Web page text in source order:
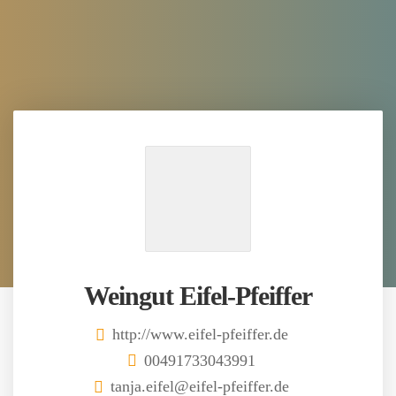
Weingut Eifel-Pfeiffer
http://www.eifel-pfeiffer.de
00491733043991
tanja.eifel@eifel-pfeiffer.de